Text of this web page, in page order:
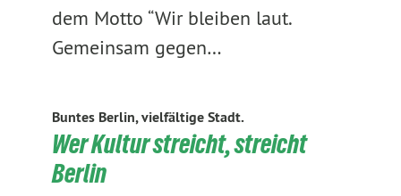
dem Motto “Wir bleiben laut.
Gemeinsam gegen…
Buntes Berlin, vielfältige Stadt.
Wer Kultur streicht, streicht
Berlin